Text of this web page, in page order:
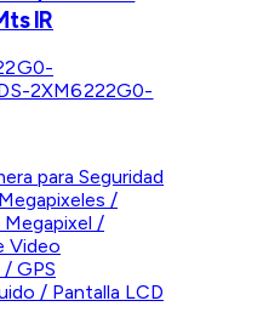
IR
2XM6222G0-